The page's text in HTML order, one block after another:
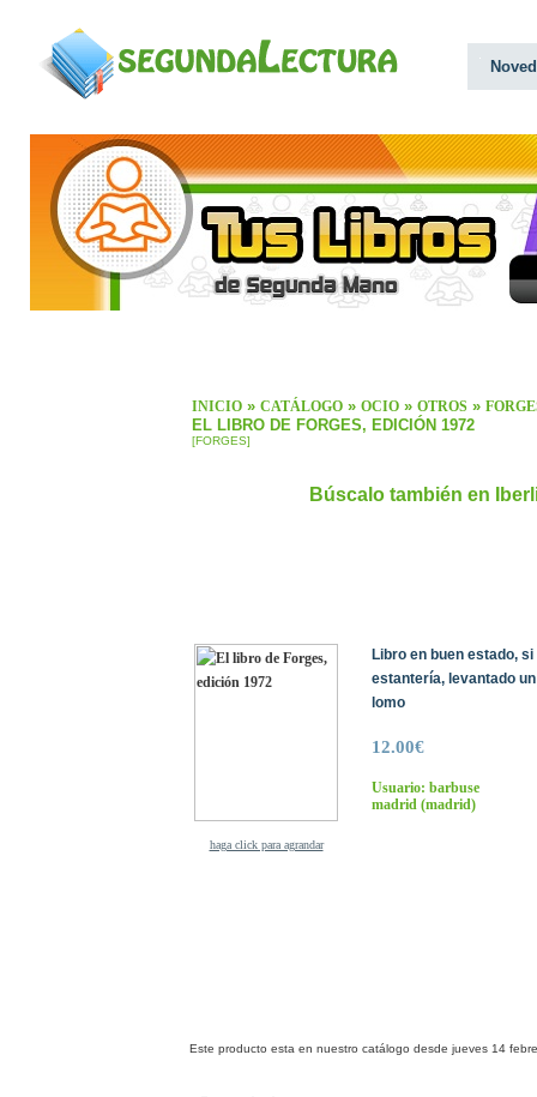
INICIO » CATÁLOGO » OCIO » OTROS »
EL LIBRO DE FORGES, EDICIÓN 1972
[FORGES]
Búscalo también en
haga click para agrandar
Libro en buen estado,
estantería, levantado
lomo
12.00€
Usuario: barbuse
madrid (madrid)
Este producto esta en nuestro catálogo desde jueves 14